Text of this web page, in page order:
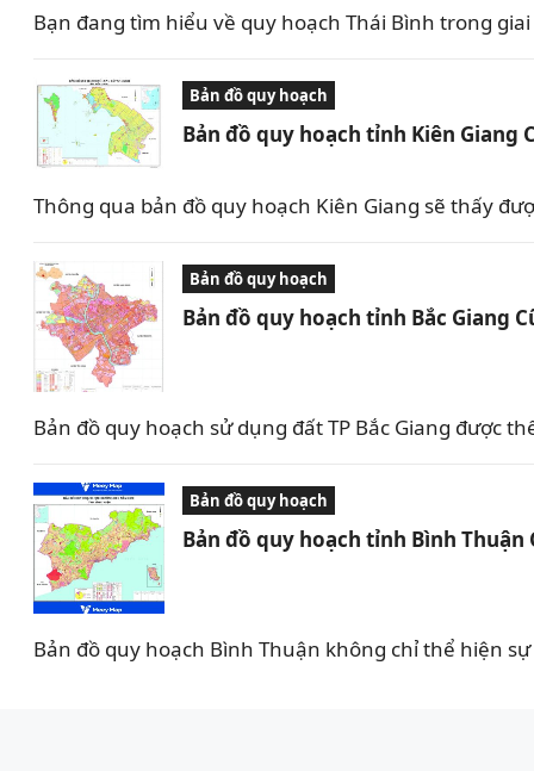
Bạn đang tìm hiểu về quy hoạch Thái Bình trong
Bản đồ quy hoạch
Bản đồ quy hoạch tỉnh Kiên Giang
Thông qua bản đồ quy hoạch Kiên Giang sẽ thấy
Bản đồ quy hoạch
Bản đồ quy hoạch tỉnh Bắc Giang
Bản đồ quy hoạch sử dụng đất TP Bắc Giang được
Bản đồ quy hoạch
Bản đồ quy hoạch tỉnh Bình Thuận
Bản đồ quy hoạch Bình Thuận không chỉ thể hiện